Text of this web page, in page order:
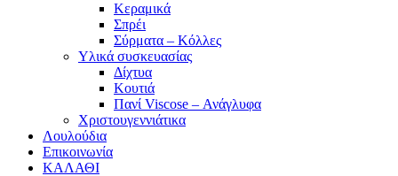
Κεραμικά
Σπρέι
Σύρματα – Κόλλες
Υλικά συσκευασίας
Δίχτυα
Κουτιά
Πανί Viscose – Ανάγλυφα
Χριστουγεννιάτικα
Λουλούδια
Επικοινωνία
ΚΑΛΑΘΙ